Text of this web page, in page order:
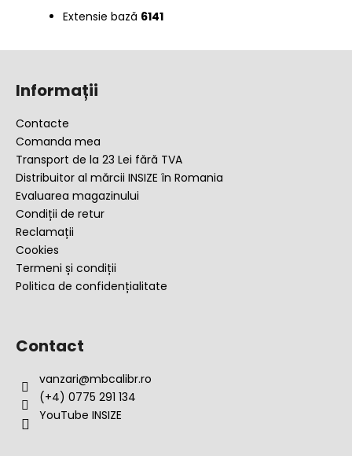
Extensie bază 6141
Informații
Contacte
Comanda mea
Transport de la 23 Lei fără TVA
Distribuitor al mărcii INSIZE în Romania
Evaluarea magazinului
Condiții de retur
Reclamații
Cookies
Termeni și condiții
Politica de confidențialitate
Contact
vanzari@mbcalibr.ro
(+4) 0775 291 134
YouTube INSIZE